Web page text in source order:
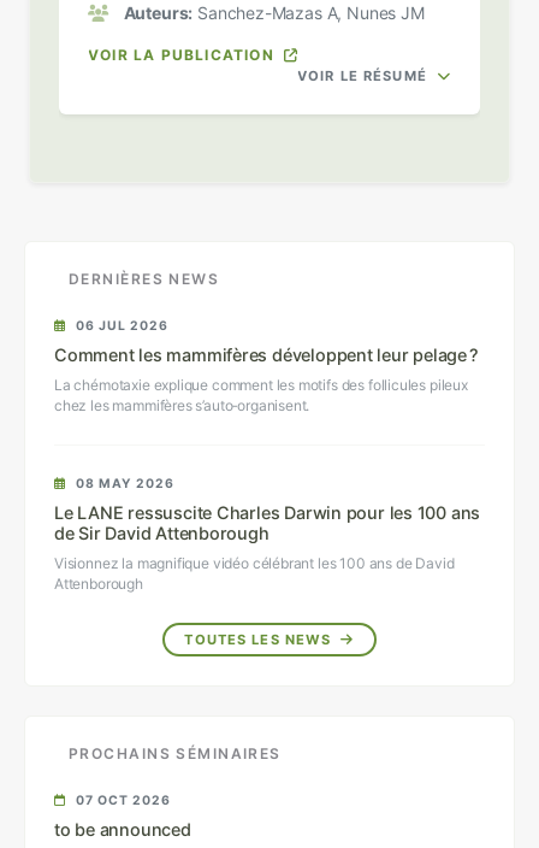
Auteurs: Sanchez-Mazas A, Nunes JM
VOIR LA PUBLICATION
VOIR LE RÉSUMÉ
DERNIÈRES NEWS
06 JUL 2026
Comment les mammifères développent leur pelage ?
La chémotaxie explique comment les motifs des follicules pileux
chez les mammifères s’auto‑organisent.
08 MAY 2026
Le LANE ressuscite Charles Darwin pour les 100 ans
de Sir David Attenborough
Visionnez la magnifique vidéo célébrant les 100 ans de David
Attenborough
TOUTES LES NEWS
PROCHAINS SÉMINAIRES
07 OCT 2026
to be announced